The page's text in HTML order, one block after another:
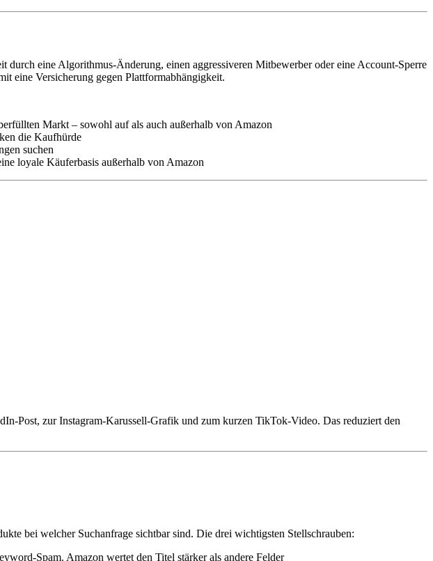
eine Algorithmus-Änderung, einen aggressiveren Mitbewerber oder eine Account-Sperre
eine Versicherung gegen Plattformabhängigkeit.
Markt – sowohl auf als auch außerhalb von Amazon
die Kaufhürde
suchen
loyale Käuferbasis außerhalb von Amazon
Post, zur Instagram-Karussell-Grafik und zum kurzen TikTok-Video. Das reduziert den
bei welcher Suchanfrage sichtbar sind. Die drei wichtigsten Stellschrauben:
Spam. Amazon wertet den Titel stärker als andere Felder